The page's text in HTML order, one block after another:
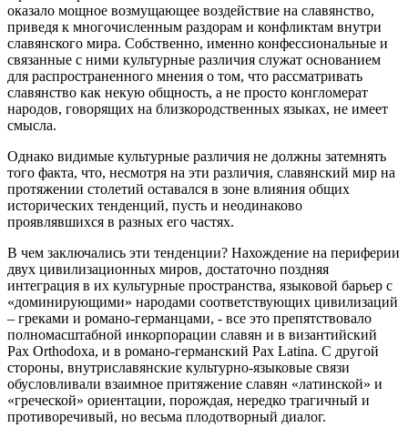
оказало мощное возмущающее воздействие на славянство,
приведя к многочисленным раздорам и конфликтам внутри
славянского мира. Собственно, именно конфессиональные и
связанные с ними культурные различия служат основанием
для распространенного мнения о том, что рассматривать
славянство как некую общность, а не просто конгломерат
народов, говорящих на близкородственных языках, не имеет
смысла.
Однако видимые культурные различия не должны затемнять
того факта, что, несмотря на эти различия, славянский мир на
протяжении столетий оставался в зоне влияния общих
исторических тенденций, пусть и неодинаково
проявлявшихся в разных его частях.
В чем заключались эти тенденции? Нахождение на периферии
двух цивилизационных миров, достаточно поздняя
интеграция в их культурные пространства, языковой барьер с
«доминирующими» народами соответствующих цивилизаций
– греками и романо-германцами, - все это препятствовало
полномасштабной инкорпорации славян и в византийский
Pax Orthodoxa, и в романо-германский Pax Latina. C другой
стороны, внутриславянские культурно-языковые связи
обусловливали взаимное притяжение славян «латинской» и
«греческой» ориентации, порождая, нередко трагичный и
противоречивый, но весьма плодотворный диалог.